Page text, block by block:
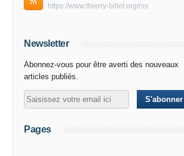
https://www.thierry-billet.org/rss
Newsletter
Abonnez-vous pour être averti des nouveaux
articles publiés.
Pages